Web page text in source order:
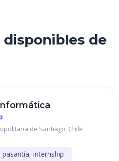
de
de Santiago, Chile
pasantía, internship